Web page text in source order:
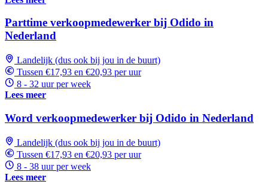
Parttime verkoopmedewerker bij Odido in
Nederland
Landelijk (dus ook bij jou in de buurt)
Tussen €17,93 en €20,93 per uur
8 - 32 uur per week
Lees meer
Word verkoopmedewerker bij Odido in Nederland
Landelijk (dus ook bij jou in de buurt)
Tussen €17,93 en €20,93 per uur
8 - 38 uur per week
Lees meer